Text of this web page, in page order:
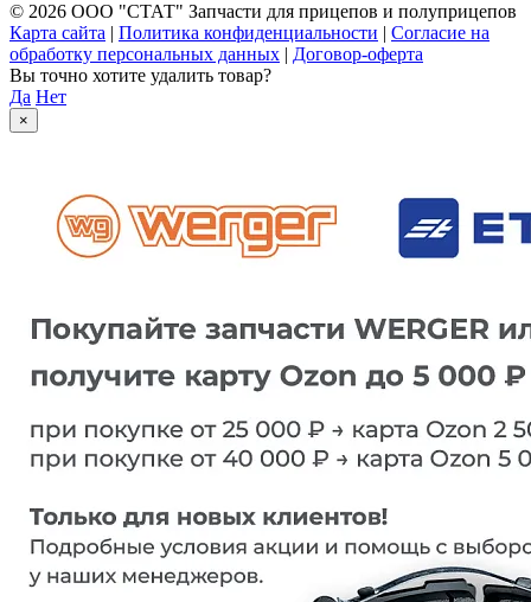
© 2026 ООО "СТАТ" Запчасти для прицепов и полуприцепов
Карта сайта | Политика конфиденциальности | Согласие на
обработку персональных данных | Договор-оферта
Вы точно хотите удалить товар?
Да Нет
×